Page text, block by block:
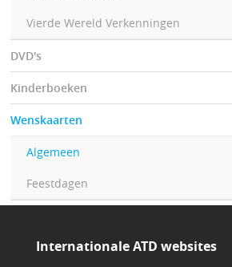
Vierde Wereld Verkenningen
DVD's
Kinderboeken
Wenskaarten
Algemeen
Feestdagen
Internationale ATD websites